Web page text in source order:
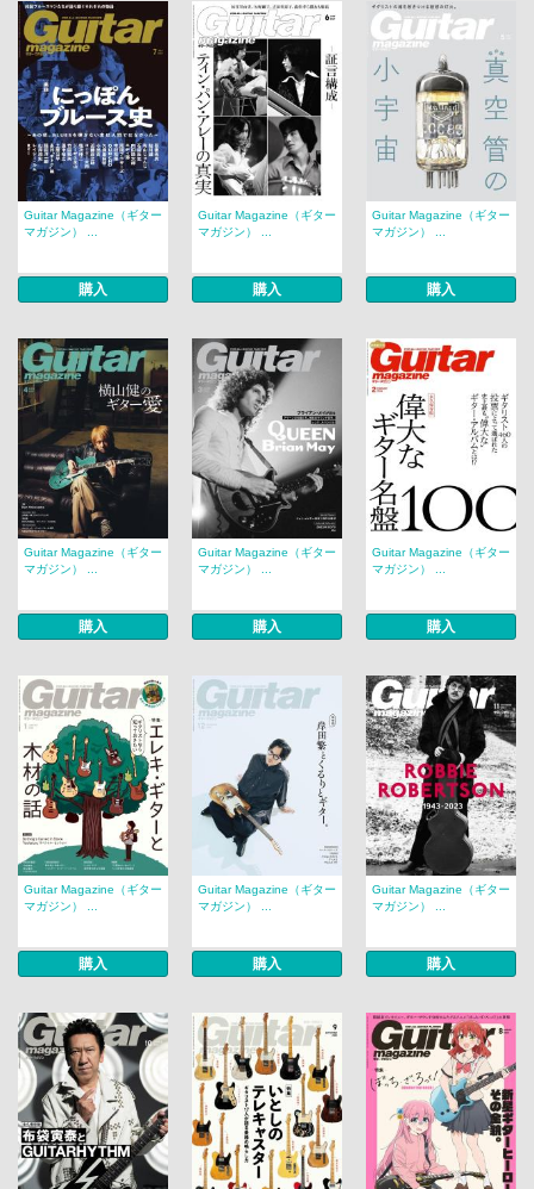
Guitar Magazine（ギター
マガジン） ...
購入
Guitar Magazine（ギター
マガジン） ...
購入
Guitar Magazine（ギター
マガジン） ...
購入
Guitar Magazine（ギター
マガジン） ...
購入
Guitar Magazine（ギター
マガジン） ...
購入
Guitar Magazine（ギター
マガジン） ...
購入
Guitar Magazine（ギター
マガジン） ...
購入
Guitar Magazine（ギター
マガジン） ...
購入
Guitar Magazine（ギター
マガジン） ...
購入